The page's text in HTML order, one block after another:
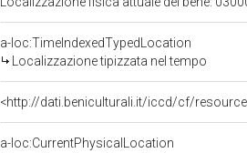
a-loc:TimeIndexedTypedLocation
Localizzazione tipizzata nel tempo
<http://dati.beniculturali.it/iccd/cf/
a-loc:CurrentPhysicalLocation